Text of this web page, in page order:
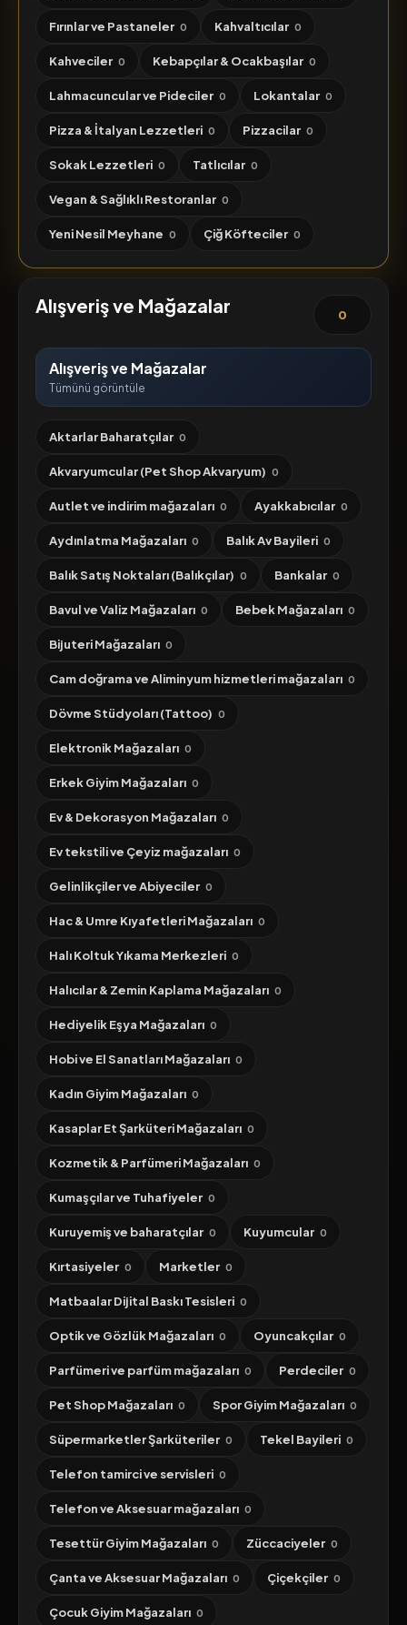
Fırınlar ve Pastaneler 0 Kahvaltıcılar 0
Kahveciler 0 Kebapçılar & Ocakbaşılar 0
Lahmacuncular ve Pideciler 0 Lokantalar 0
Pizza & İtalyan Lezzetleri 0 Pizzacilar 0
Sokak Lezzetleri 0 Tatlıcılar 0
Vegan & Sağlıklı Restoranlar 0
Yeni Nesil Meyhane 0 Çiğ Köfteciler 0
Alışveriş ve Mağazalar 0
Alışveriş ve Mağazalar
Tümünü görüntüle
Aktarlar Baharatçılar 0
Akvaryumcular (Pet Shop Akvaryum) 0
Autlet ve indirim mağazaları 0 Ayakkabıcılar 0
Aydınlatma Mağazaları 0 Balık Av Bayileri 0
Balık Satış Noktaları (Balıkçılar) 0 Bankalar 0
Bavul ve Valiz Mağazaları 0 Bebek Mağazaları 0
Bijuteri Mağazaları 0
Cam doğrama ve Aliminyum hizmetleri mağazaları 0
Dövme Stüdyoları (Tattoo) 0
Elektronik Mağazaları 0
Erkek Giyim Mağazaları 0
Ev & Dekorasyon Mağazaları 0
Ev tekstili ve Çeyiz mağazaları 0
Gelinlikçiler ve Abiyeciler 0
Hac & Umre Kıyafetleri Mağazaları 0
Halı Koltuk Yıkama Merkezleri 0
Halıcılar & Zemin Kaplama Mağazaları 0
Hediyelik Eşya Mağazaları 0
Hobi ve El Sanatları Mağazaları 0
Kadın Giyim Mağazaları 0
Kasaplar Et Şarküteri Mağazaları 0
Kozmetik & Parfümeri Mağazaları 0
Kumaşçılar ve Tuhafiyeler 0
Kuruyemiş ve baharatçılar 0 Kuyumcular 0
Kırtasiyeler 0 Marketler 0
Matbaalar Dijital Baskı Tesisleri 0
Optik ve Gözlük Mağazaları 0 Oyuncakçılar 0
Parfümeri ve parfüm mağazaları 0 Perdeciler 0
Pet Shop Mağazaları 0 Spor Giyim Mağazaları 0
Süpermarketler Şarküteriler 0 Tekel Bayileri 0
Telefon tamirci ve servisleri 0
Telefon ve Aksesuar mağazaları 0
Tesettür Giyim Mağazaları 0 Züccaciyeler 0
Çanta ve Aksesuar Mağazaları 0 Çiçekçiler 0
Çocuk Giyim Mağazaları 0